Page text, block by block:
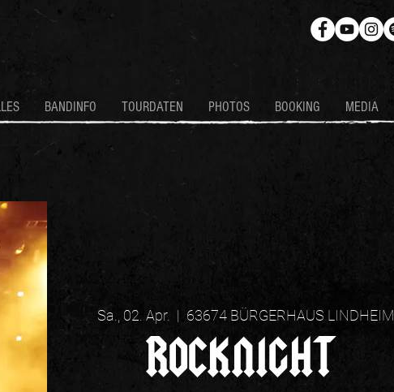
BANDINFO TOURDATEN PHOTOS BOOKING MEDIA
Sa., 02. Apr.
  |
63674 BÜRGERHAUS LINDHEIM
ROCKNIGHT